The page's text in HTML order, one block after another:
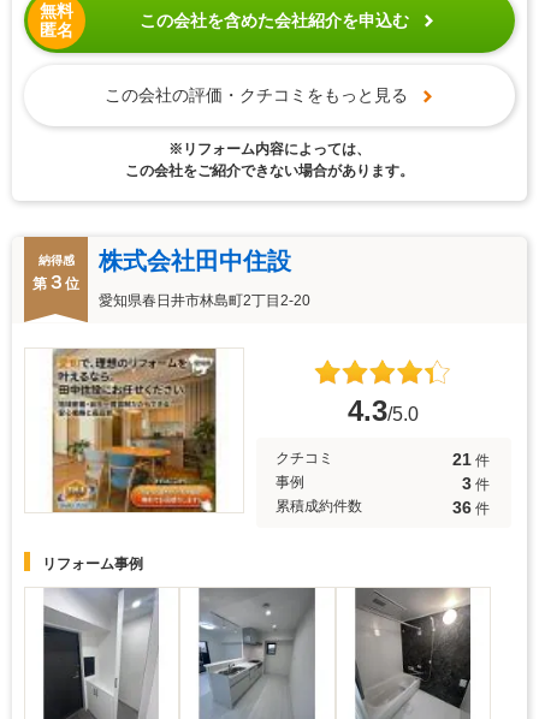
無料
匿名
この会社を含めた会社紹介を申込む
この会社の評価・クチコミをもっと見る
※リフォーム内容によっては、
この会社をご紹介できない場合があります。
納得感
第 ３ 位
株式会社田中住設
愛知県春日井市林島町2丁目2-20
4.3/5.0
クチコミ 21 件
事例
3 件
累積成約件数
36 件
リフォーム事例